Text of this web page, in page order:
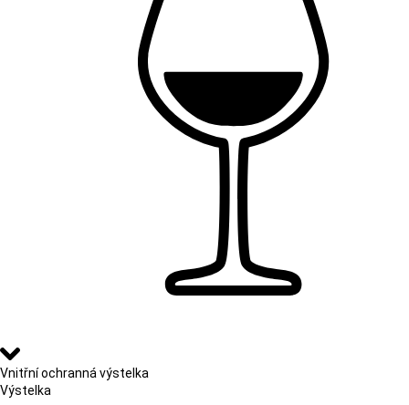
Vnitřní ochranná výstelka
Výstelka